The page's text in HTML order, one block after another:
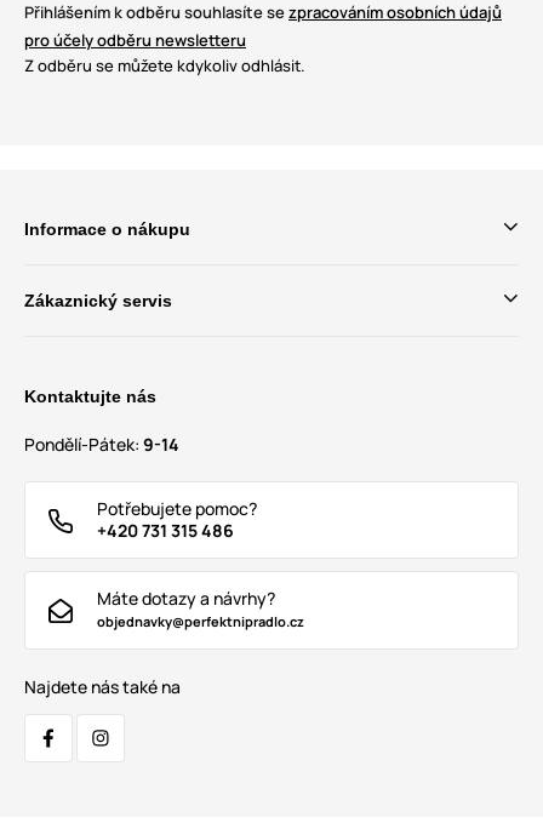
Přihlášením k odběru souhlasíte sezpracováním osobních údajů
pro účely odběru newsletteru
Z odběru se můžete kdykoliv odhlásit.
Informace o nákupu
Zákaznický servis
Kontaktujte nás
Pondělí-Pátek: 9-14
Potřebujete pomoc?
+420 731 315 486
Máte dotazy a návrhy?
objednavky@perfektnipradlo.cz
Najdete nás také na